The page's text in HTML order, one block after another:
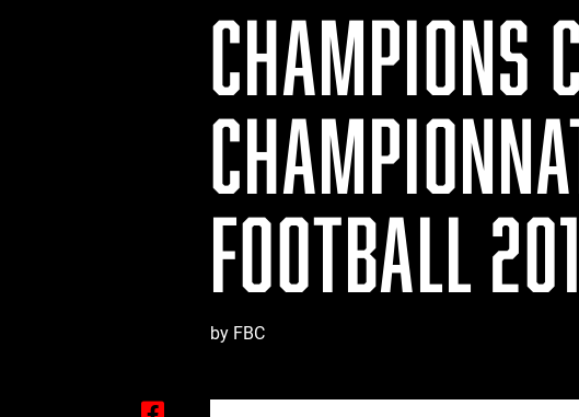
CHAMPIONS
FOOTBALL
by FBC